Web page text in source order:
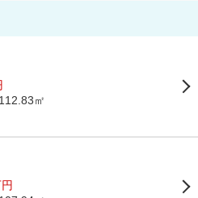
112.83㎡